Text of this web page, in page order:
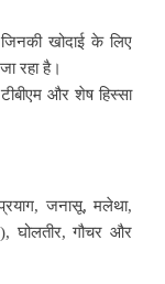
खोदाई के लिए
रहा है।
और शेष हिस्सा
जनासू, मलेथा,
घोलतीर, गौचर और